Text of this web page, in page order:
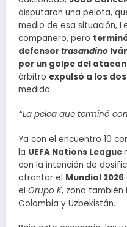
disputaron una pelota,
medio de esa situación,
compañero, pero
defensortrasandino
por un golpe del
árbitro expulsó a los
medida.
*La pelea que terminó
Ya con el encuentro 10
la UEFA Nations League
con la intención de
afrontar el Mundial 2026
el Grupo K, zona también
Colombia y Uzbekistán.